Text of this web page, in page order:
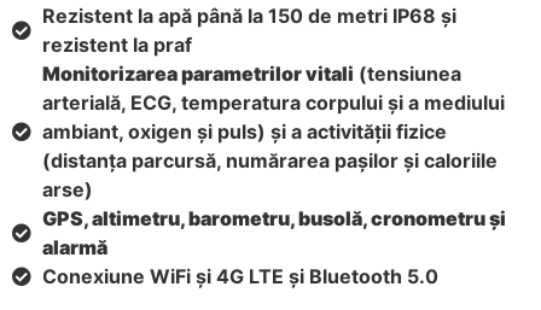
Rezistent la apă până la 150 de metri IP68 și
rezistent la praf
Monitorizarea parametrilor vitali (tensiunea
arterială, ECG, temperatura corpului și a mediului
ambiant, oxigen și puls) și a activității fizice
(distanța parcursă, numărarea pașilor și caloriile
arse)
GPS, altimetru, barometru, busolă, cronometru și
alarmă
Conexiune WiFi și 4G LTE și Bluetooth 5.0